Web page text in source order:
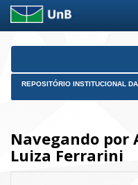
Skip
REPOSITÓRIO INSTITUCIONAL
Navegando por
Luiza Ferrarini